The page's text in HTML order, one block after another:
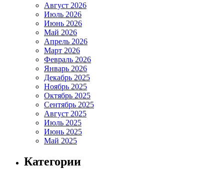
Август 2026
Июль 2026
Июнь 2026
Май 2026
Апрель 2026
Март 2026
Февраль 2026
Январь 2026
Декабрь 2025
Ноябрь 2025
Октябрь 2025
Сентябрь 2025
Август 2025
Июль 2025
Июнь 2025
Май 2025
Категории